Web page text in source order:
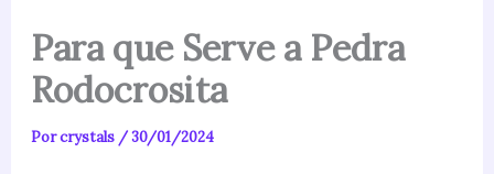
Para que Serve a Pedra
Rodocrosita
Porcrystals /30/01/2024